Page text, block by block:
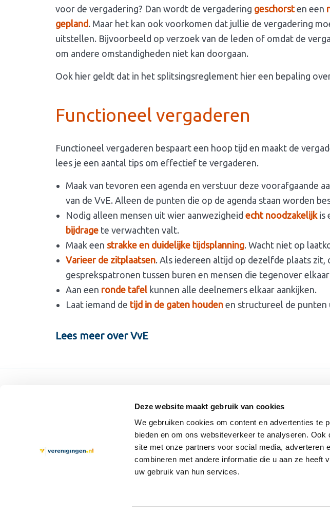
Deze website maakt gebruik van cookies
We gebruiken cookies om content en advertenties te
bieden en om ons websiteverkeer te analyseren.
site met onze partners voor social media, adverteren
combineren met andere informatie die u aan ze heeft
uw gebruik van hun services.
voor de vergadering? Dan wordt de vergadering geschorsten een
gepland. Maar het kan ook voorkomen dat jullie de vergadering
uitstellen. Bijvoorbeeld op verzoek van de leden of omdat de
om andere omstandigheden niet kan doorgaan.
Ook hier geldt dat in het splitsingsreglement hier een bepaling
Functioneel vergaderen
Functioneel vergaderen bespaart een hoop tijd en maakt de
lees je een aantal tips om effectief te vergaderen.
Maak van tevoren een agenda en verstuur deze voorafgaande
van de VvE. Alleen de punten die op de agenda staan worden
Nodig alleen mensen uit wier aanwezigheid echt noodzakelijkis
bijdrage te verwachten valt.
Maak een strakke en duidelijke tijdsplanning. Wacht niet op
Varieer de zitplaatsen. Als iedereen altijd op dezelfde plaats zit,
gesprekspatronen tussen buren en mensen die tegenover
Aan een ronde tafel kunnen alle deelnemers elkaar aankijken.
Laat iemand de tijd in de gaten houden en structureel de punten
Lees meer over VvE
Gebruiksvoorwaarden
Privacy en Cookie Verklaring
Over ons
Archief Nieuwsbrieven
Contact